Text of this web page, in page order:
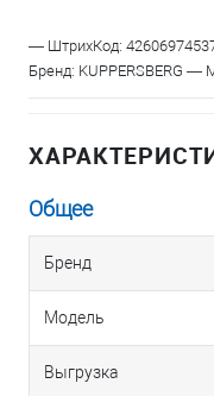
— ШтрихКод:
Бренд: KUPPERSBERG —
Общее
Бренд
Модель
Выгрузка